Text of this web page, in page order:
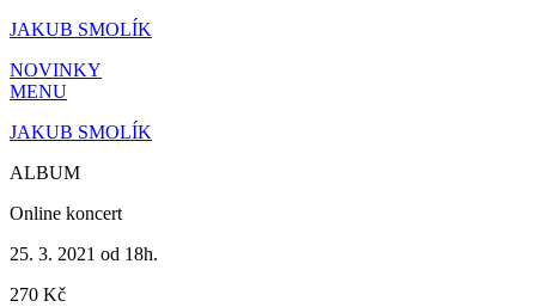
Přejít
obsahu
JAKUB SMOLÍK
NOVINKY
MENU
JAKUB SMOLÍK
ALBUM
Online koncert
25. 3. 2021 od 18h.
270 Kč